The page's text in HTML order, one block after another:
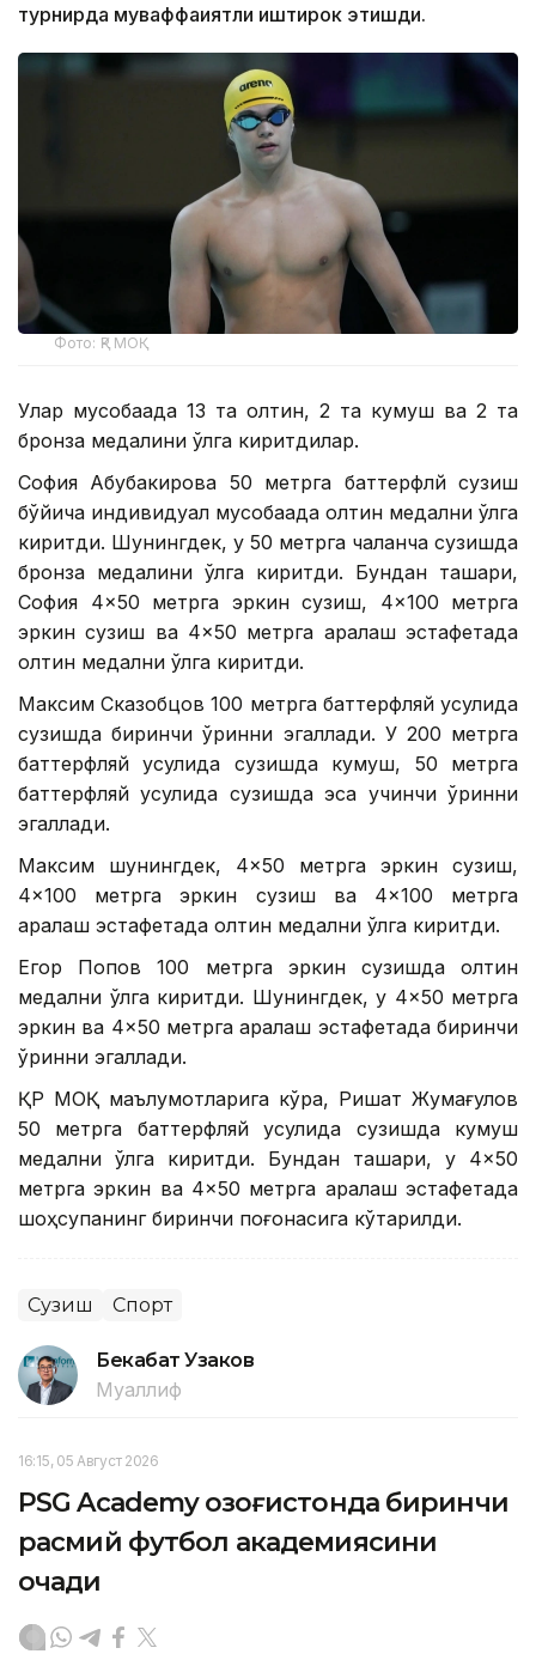
турнирда муваффақиятли иштирок этишди.
Фото: ҚР МОҚ
Улар мусобақада 13 та олтин, 2 та кумуш ва 2 та
бронза медалини қўлга киритдилар.
София Абубакирова 50 метрга баттерфлй сузиш
бўйича индивидуал мусобақада олтин медални қўлга
киритди. Шунингдек, у 50 метрга чалқанча сузишда
бронза медалини қўлга киритди. Бундан ташқари,
София 4×50 метрга эркин сузиш, 4×100 метрга
эркин сузиш ва 4×50 метрга аралаш эстафетада
олтин медални қўлга киритди.
Максим Сказобцов 100 метрга баттерфляй усулида
сузишда биринчи ўринни эгаллади. У 200 метрга
баттерфляй усулида сузишда кумуш, 50 метрга
баттерфляй усулида сузишда эса учинчи ўринни
эгаллади.
Максим шунингдек, 4×50 метрга эркин сузиш,
4×100 метрга эркин сузиш ва 4×100 метрга
аралаш эстафетада олтин медални қўлга киритди.
Егор Попов 100 метрга эркин сузишда олтин
медални қўлга киритди. Шунингдек, у 4×50 метрга
эркин ва 4×50 метрга аралаш эстафетада биринчи
ўринни эгаллади.
ҚР МОҚ маълумотларига кўра, Ришат Жумағулов
50 метрга баттерфляй усулида сузишда кумуш
медални қўлга киритди. Бундан ташқари, у 4×50
метрга эркин ва 4×50 метрга аралаш эстафетада
шоҳсупанинг биринчи поғонасига кўтарилди.
Сузиш Спорт
Бекабат Узаков
Муаллиф
16:15, 05 Август 2026
PSG Academy Қозоғистонда биринчи
расмий футбол академиясини
очади